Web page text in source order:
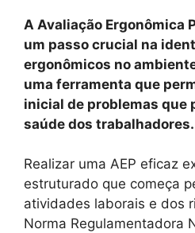
A Avaliação Ergonômica
um passo crucial na
ergonômicos no
uma ferramenta que
inicial de problemas que
saúde dos trabalhadores.
Realizar uma AEP eficaz
estruturado que começa
atividades laborais e dos
Norma Regulamentadora